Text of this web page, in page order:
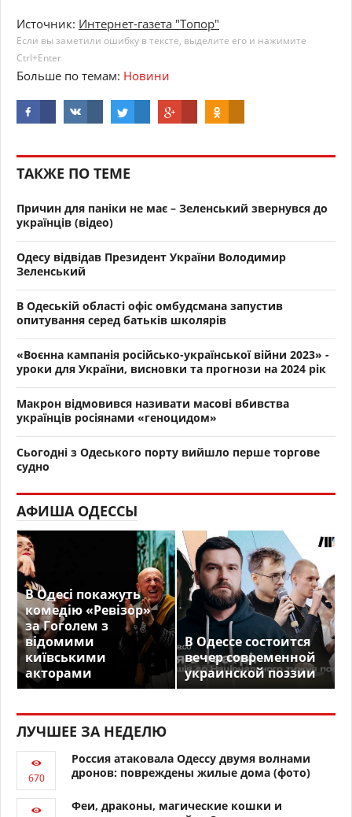
Источник: Интернет-газета "Топор"
Если вы заметили ошибку в тексте, выделите его и нажимите
Ctrl+Enter
Больше по темам: Новини
ТАКЖЕ ПО ТЕМЕ
Причин для паніки не має – Зеленський звернувся до
українців (відео)
Одесу відвідав Президент України Володимир
Зеленський
В Одеській області офіс омбудсмана запустив
опитування серед батьків школярів
«Воєнна кампанія російсько-української війни 2023» -
уроки для України, висновки та прогнози на 2024 рік
Макрон відмовився називати масові вбивства
українців росіянами «геноцидом»
Сьогодні з Одеського порту вийшло перше торгове
судно
АФИША ОДЕССЫ
В Одесі покажуть
комедію «Ревізор»
за Гоголем з
відомими
київськими
акторами
В Одессе состоится
вечер современной
украинской поэзии
ЛУЧШЕЕ ЗА НЕДЕЛЮ
Россия атаковала Одессу двумя волнами
дронов: повреждены жилые дома (фото)
Феи, драконы, магические кошки и